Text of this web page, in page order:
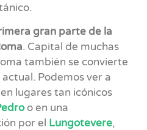
gran parte de la
. Capital de muchas
también se convierte
Podemos ver a
lugares tan icónicos
o en una
por el Lungotevere,